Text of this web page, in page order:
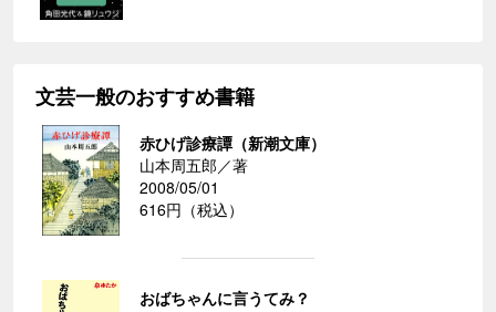
文芸一般のおすすめ書籍
赤ひげ診療譚（新潮文庫）
山本周五郎／著
2008/05/01
616円（税込）
おばちゃんに言うてみ？